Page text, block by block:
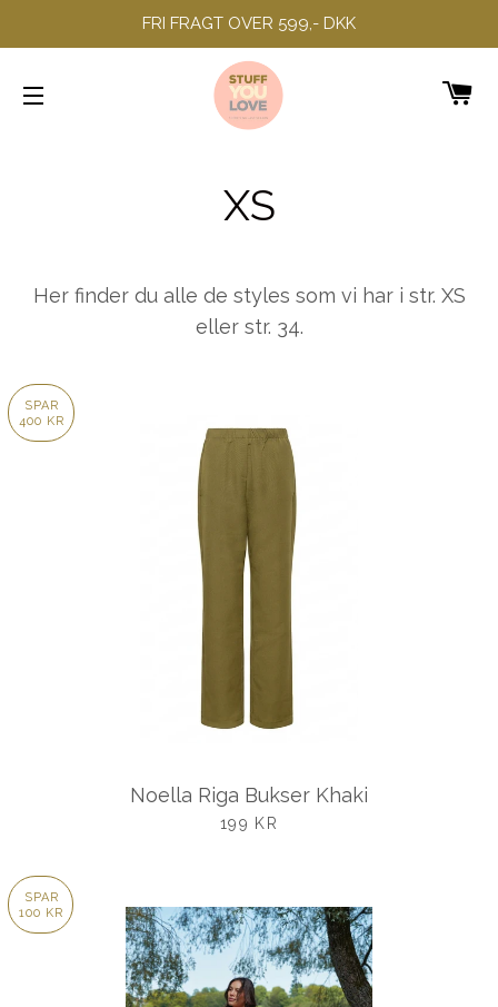
FRI FRAGT OVER 599,- DKK
XS
Her finder du alle de styles som vi har i str. XS
eller str. 34.
SPAR
400 KR
Noella Riga Bukser Khaki
UDSALGSPRIS
199 KR
SPAR
100 KR